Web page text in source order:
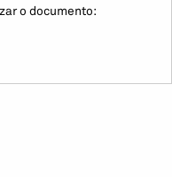
o documento: